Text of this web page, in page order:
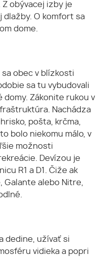
obývacej izby je
dlažby. O komfort sa
dome.
obec v blízkosti
sa tu vybudovali
domy. Zákonite rukou v
Nachádza
pošta, krčma,
bolo niekomu málo, v
možnosti
Devízou je
R1 a D1. Čiže ak
Galante alebo Nitre,
dedine, užívať si
vidieka a popri